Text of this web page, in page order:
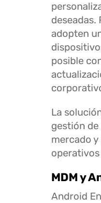
deseadas.
adopten
posible
La
gestión
mercado
operativos
MDM y
Android